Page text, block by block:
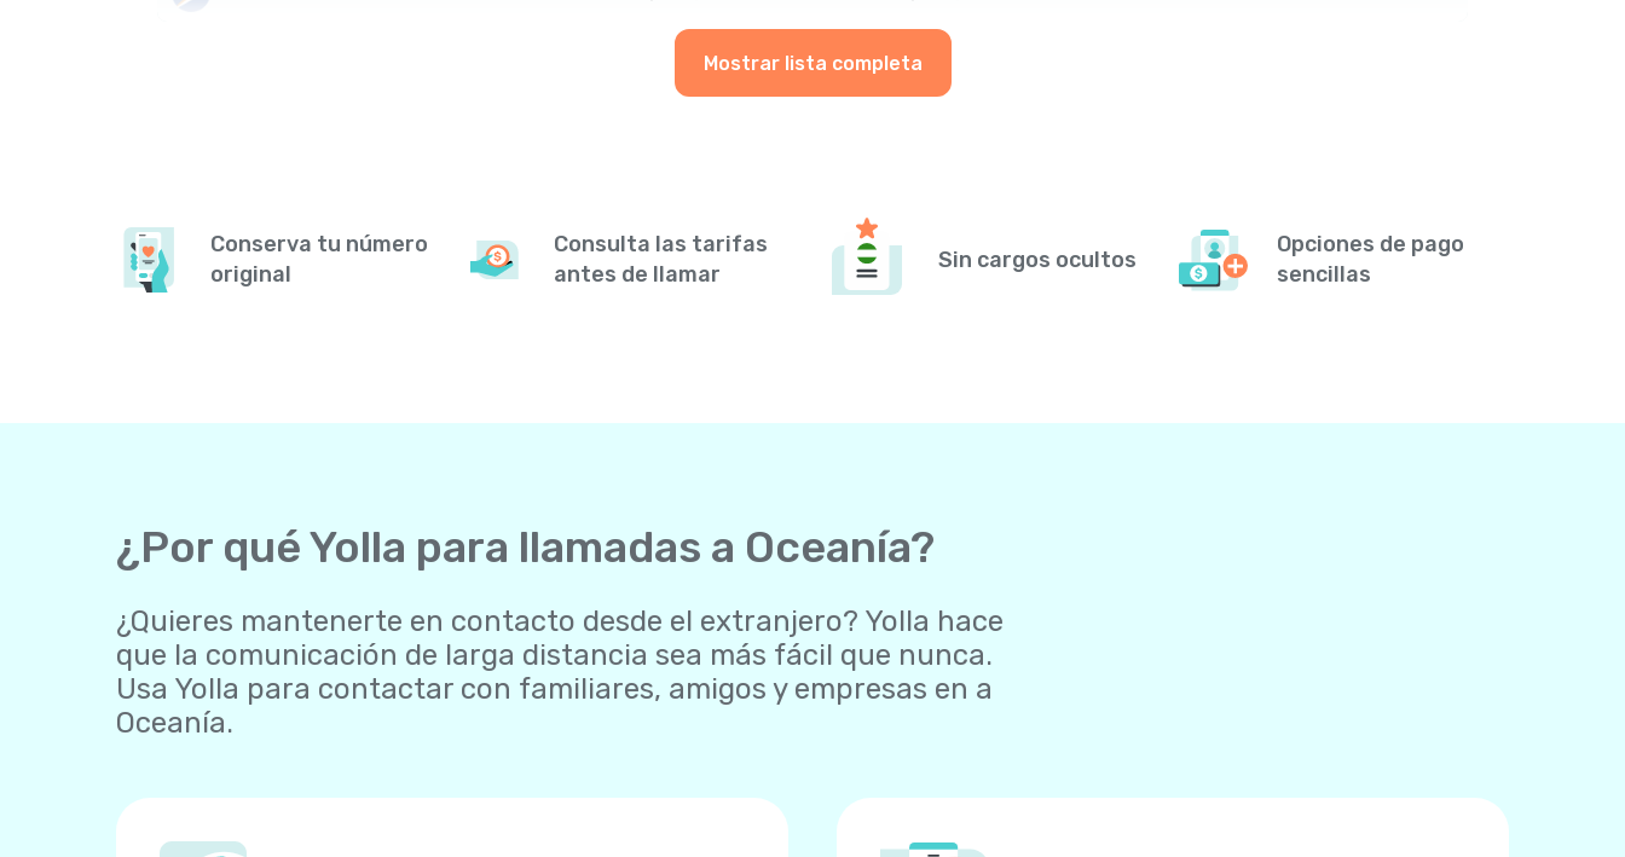
Mostrar lista completa
Conserva tu número
original
Consulta las tarifas
antes de llamar
Sin cargos ocultos
Opciones de pago
sencillas
¿Por qué Yolla para llamadas a Oceanía?
¿Quieres mantenerte en contacto desde el extranjero? Yolla hace
que la comunicación de larga distancia sea más fácil que nunca.
Usa Yolla para contactar con familiares, amigos y empresas en a
Oceanía.